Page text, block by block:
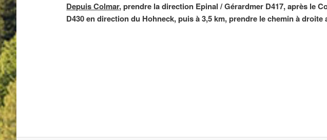
Depuis Colmar, prendre la direction Epinal / Gérardmer D417, après le
D430 en direction du Hohneck, puis à 3,5 km, prendre le chemin à droite